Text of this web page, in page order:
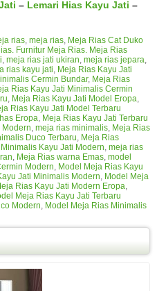
– Lemari Hias Kayu Jati –
rias, meja rias, Meja Rias Cat Duko
Furnitur Meja Rias. Meja Rias
, meja rias jati ukiran, meja rias jepara,
rias kayu jati, Meja Rias Kayu Jati
Cermin Bundar, Meja Rias
Rias Kayu Jati Minimalis Cermin
, Meja Rias Kayu Jati Model Eropa,
Rias Kayu Jati Model Terbaru
Eropa, Meja Rias Kayu Jati Terbaru
Modern, meja rias minimalis, Meja Rias
Duco Terbaru, Meja Rias
Kayu Jati Modern, meja rias
, Meja Rias warna Emas, model
Modern, Model Meja Rias Kayu
Jati Minimalis Modern, Model Meja
Rias Kayu Jati Modern Eropa,
Meja Rias Kayu Jati Terbaru
Modern, Model Meja Rias Minimalis